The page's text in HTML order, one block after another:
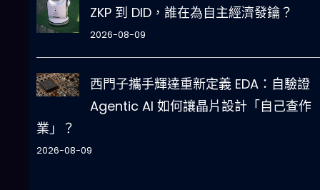
ZKP 到 DID，誰在為自主經濟發鑰？
2026-08-09
西門子攜手輝達重新定義 EDA：自驗證
Agentic AI 如何讓晶片設計「自己查作
業」？
2026-08-09